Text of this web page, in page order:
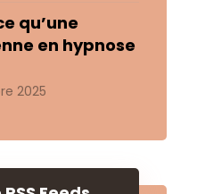
qu’une
en hypnose
2025